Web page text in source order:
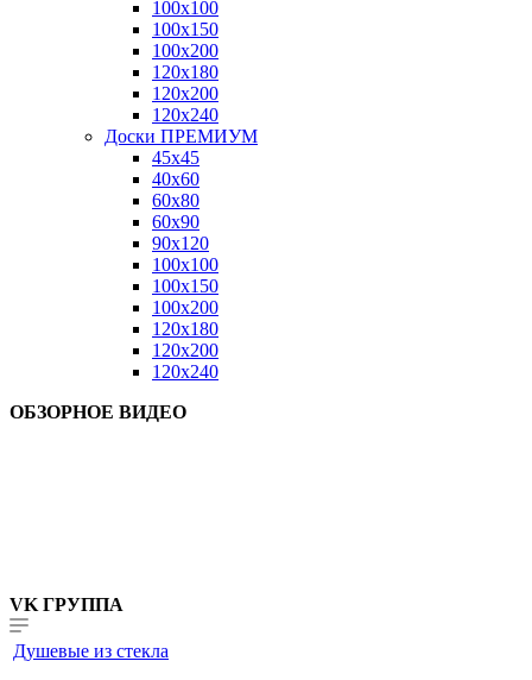
100x100
100x150
100x200
120x180
120x200
120x240
Доски ПРЕМИУМ
45x45
40x60
60x80
60x90
90x120
100x100
100x150
100x200
120x180
120x200
120x240
ОБЗОРНОЕ ВИДЕО
VK ГРУППА
Душевые из стекла